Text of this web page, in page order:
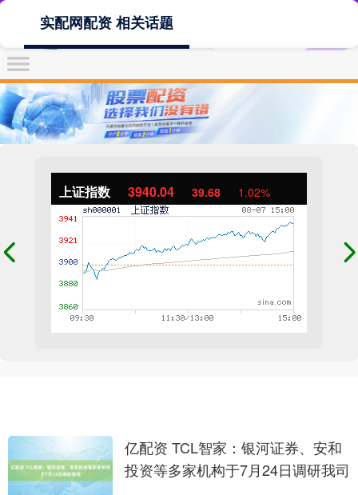
上证指数 3940.04 39.68 1.02%
实配网配资 相关话题
亿配资 TCL智家：银河证券、安和
投资等多家机构于7月24日调研我司